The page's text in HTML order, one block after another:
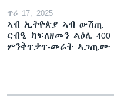
ጥሪ 17, 2025
ኣብ ኢትዮጵያ ኣብ ውሽጢ
ርብዒ ክፍለዘመን ልዕሊ 400
ምንቅጥቃጥ-መሬት ኣጋጢሙ